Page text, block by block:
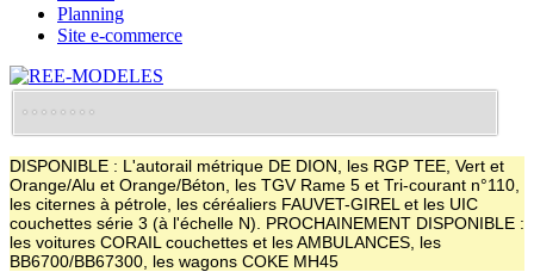
Planning
Site e-commerce
DISPONIBLE : L'autorail métrique DE DION, les RGP TEE, Vert et
Orange/Alu et Orange/Béton, les TGV Rame 5 et Tri-courant n°110,
les citernes à pétrole, les céréaliers FAUVET-GIREL et les UIC
couchettes série 3 (à l'échelle N). PROCHAINEMENT DISPONIBLE :
les voitures CORAIL couchettes et les AMBULANCES, les
BB6700/BB67300, les wagons COKE MH45